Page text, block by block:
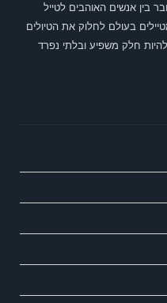
בין אנשים האוהבים לטייל
בעולם לחלוק את הטיולים
חלק משפיע ובלתי נפרד